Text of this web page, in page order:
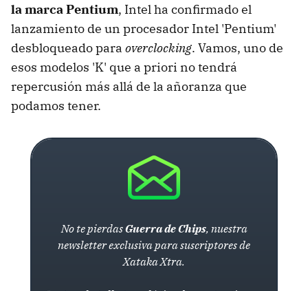
la marca Pentium, Intel ha confirmado el
lanzamiento de un procesador Intel 'Pentium'
desbloqueado para overclocking. Vamos, uno de
esos modelos 'K' que a priori no tendrá
repercusión más allá de la añoranza que
podamos tener.
No te pierdasGuerra de Chips, nuestra
newsletter exclusiva para suscriptores de
Xataka Xtra.